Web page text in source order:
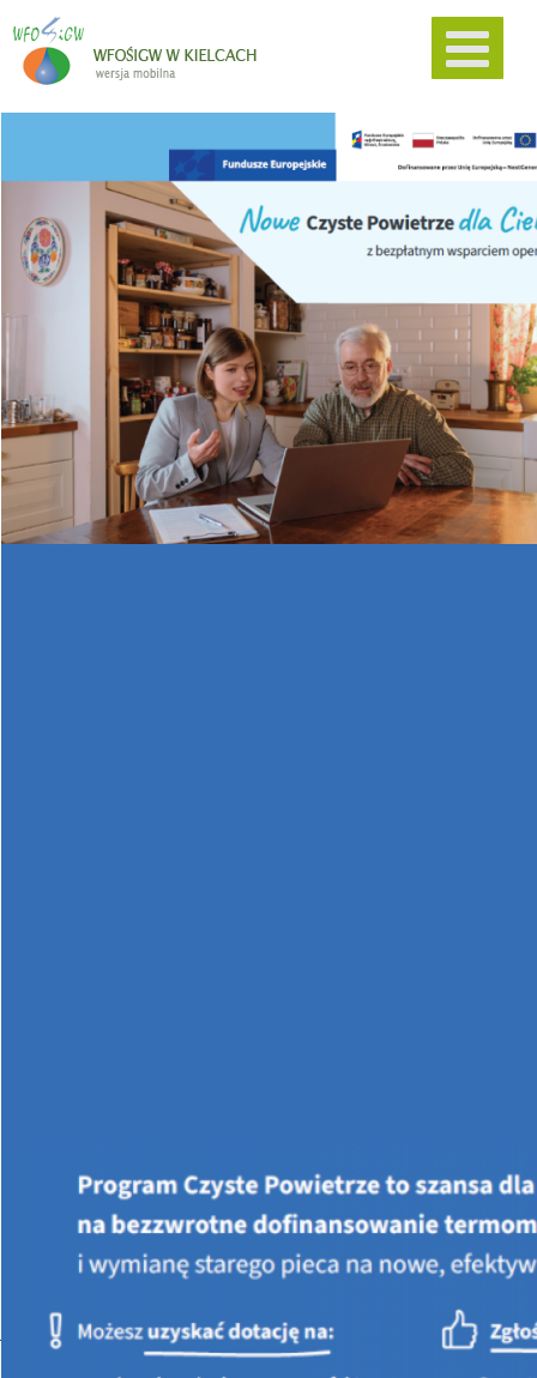
Jesteś tutaj:STRONA GŁÓWNA
AKTUALNOŚCI
XIX Międzynarodowe targi Energetyki i Elektrotechniki